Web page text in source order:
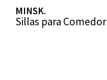
MINSK.
Sillas para Comedor